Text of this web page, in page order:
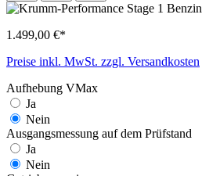
1.499,00 €*
Preise inkl. MwSt. zzgl. Versandkosten
Aufhebung VMax
Ja
Nein
Ausgangsmessung auf dem Prüfstand
Ja
Nein